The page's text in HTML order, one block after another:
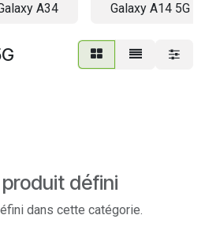
A34 Galaxy A14 5G
défini
dans cette catégorie.